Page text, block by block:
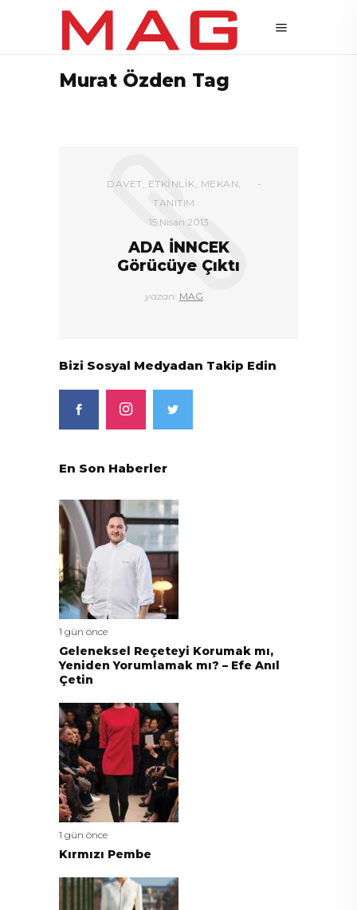
Murat Özden Tag
DAVET, ETKINLIK, MEKAN,
TANITIM
15 Nisan 2013
ADA İNNCEK
Görücüye Çıktı
yazan: MAG
Bizi Sosyal Medyadan Takip Edin
En Son Haberler
1 gün önce
Geleneksel Reçeteyi Korumak mı,
Yeniden Yorumlamak mı? – Efe Anıl
Çetin
1 gün önce
Kırmızı Pembe